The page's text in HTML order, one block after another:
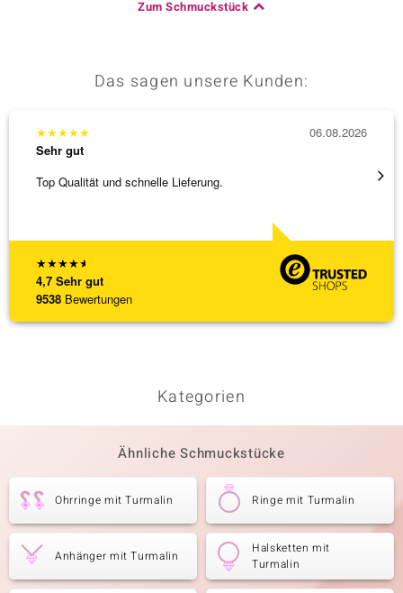
Zum Schmuckstück
Das sagen unsere Kunden:
★★★★★
4,7 Sehr gut
9538 Bewertungen
★★★★★
Sehr gut
Top Qualität und schnelle Lieferung.
06.08.2026
Bin
Kategorien
Ähnliche Schmuckstücke
Ohrringe mit Turmalin Ringe mit Turmalin
Anhänger mit Turmalin
Halsketten mit
Turmalin